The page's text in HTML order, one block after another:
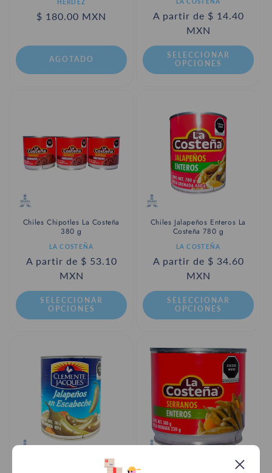
Proveedor:HERDEZ
Precio
$ 180.00 MXN
AGOTADO
Proveedor:
Precio
habitual
A partir de $ 14.40
MXN
SELECCIONAR
OPCIONES
Chiles Chipotles La Costeña
380 g
Proveedor:LA COSTEÑA
Precio
habitual
A partir de $ 53.10
MXN
SELECCIONAR
OPCIONES
Chiles Jalapeños Enteros La
Costeña 780 g
Proveedor:LA COSTEÑA
Precio
habitual
A partir de $ 34.60
MXN
SELECCIONAR
OPCIONES
Chiles Jalapeños Enteros
Chiles Serranos La Costeña 380